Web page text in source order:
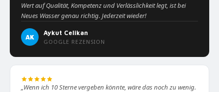
Wert auf Qualität, Kompetenz und Verlässlichkeit legt, ist bei
Neues Wasser genau richtig. Jederzeit wieder!
AK
Aykut Celikan
GOOGLE REZENSION
„Wenn ich 10 Sterne vergeben könnte, wäre das noch zu wenig.